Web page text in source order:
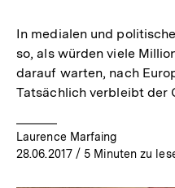
In medialen und
so, als würden viele
darauf warten, nach
Tatsächlich verbleibt der
Laurence Marfaing
28.06.2017/ 5 Minuten zu